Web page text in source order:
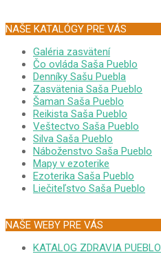
NAŠE KATALÓGY PRE VÁS
Galéria zasvätení
Čo ovláda Saša Pueblo
Denníky Sašu Puebla
Zasvätenia Saša Pueblo
Šaman Saša Pueblo
Reikista Saša Pueblo
Veštectvo Saša Pueblo
Silva Saša Pueblo
Náboženstvo Saša Pueblo
Mapy v ezoterike
Ezoterika Saša Pueblo
Liečiteľstvo Saša Pueblo
NAŠE WEBY PRE VÁS
KATALOG ZDRAVIA PUEBLO